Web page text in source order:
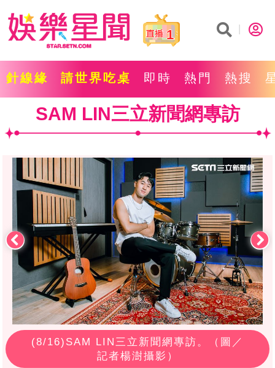
1
針線緣 請世界吃桌 即時 熱門 熱搜
SAM LIN三立新聞網專訪
(8/16)SAM LIN三立新聞網專訪。（圖／
記者楊澍攝影）